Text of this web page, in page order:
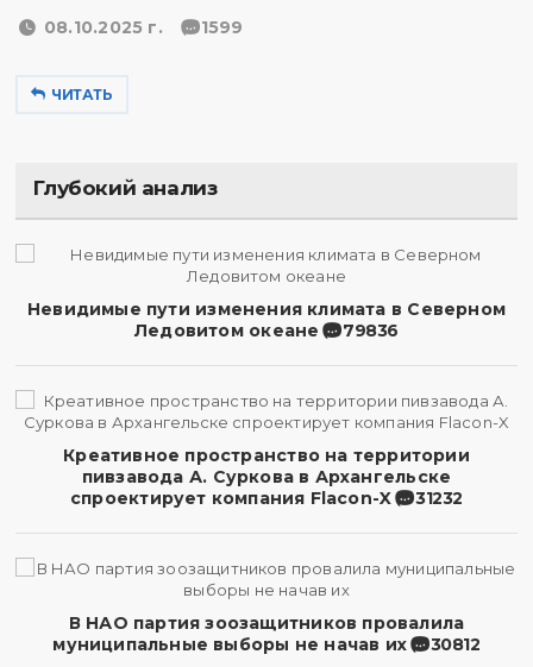
08.10.2025 г. 1599
ЧИТАТЬ
Глубокий анализ
Невидимые пути изменения климата в Северном
Ледовитом океане
79836
Креативное пространство на территории
пивзавода А. Суркова в Архангельске
спроектирует компания Flacon-X
31232
В НАО партия зоозащитников провалила
муниципальные выборы не начав их
30812